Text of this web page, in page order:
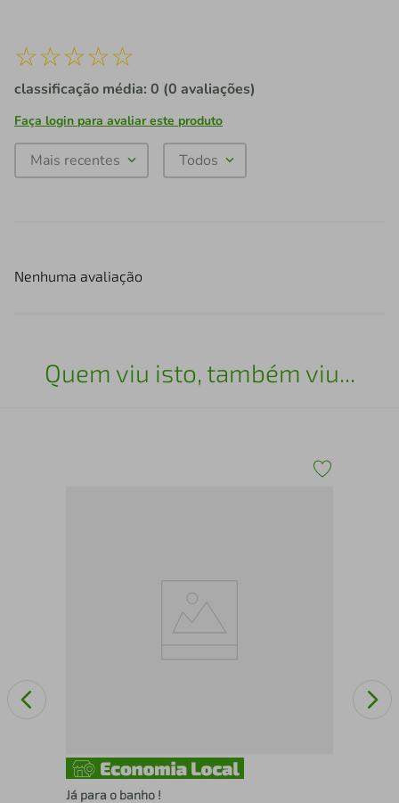
☆☆☆☆☆
classificação média: 0 (0 avaliações)
Faça login para avaliar este produto
Mais recentes Todos
Nenhuma avaliação
Quem viu isto, também viu...
Já para o banho !